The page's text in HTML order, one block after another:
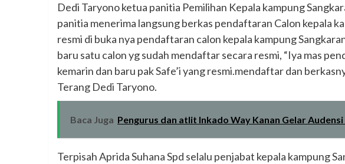
Dedi Taryono ketua panitia Pemilihan Kepala kampung
panitia menerima langsung berkas pendaftaran Calon kepala
resmi di buka nya pendaftaran calon kepala kampung
baru satu calon yg sudah mendaftar secara resmi, “Iya mas
kemarin dan baru pak Safe’i yang resmi.mendaftar dan
Terang Dedi Taryono.
Baca Juga Pengurus dan atlit Inkado Way Kanan Gelar
Terpisah Aprida Suhana Spd selalu penjabat kepala kampung